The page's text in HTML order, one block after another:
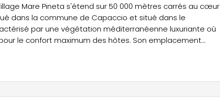
Mare Pineta s'étend sur 50 000 mètres carrés au cœur
dans la commune de Capaccio et situé dans le
par une végétation méditerranéenne luxuriante où
le confort maximum des hôtes. Son emplacement
et à la ville animée de Salerne, offrant aux
où les traditions gastronomiques de la cuisine